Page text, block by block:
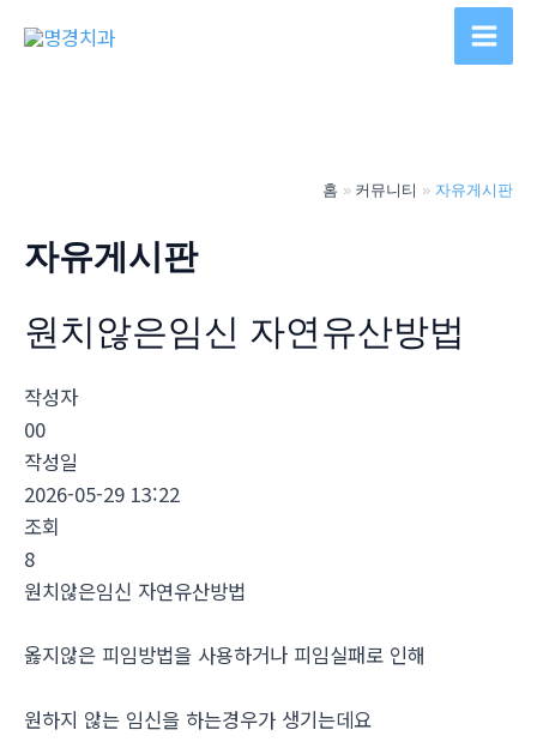
Main
홈 커뮤니티 자유게시판
자유게시판
원치않은임신 자연유산방법
작성자
00
작성일
2026-05-29 13:22
조회
8
원치않은임신 자연유산방법
옳지않은 피임방법을 사용하거나 피임실패로 인해
원하지 않는 임신을 하는경우가 생기는데요